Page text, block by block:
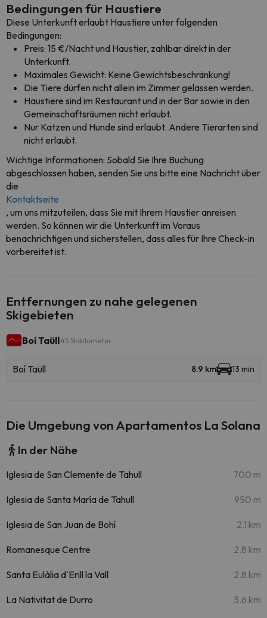
Bedingungen für Haustiere
Diese Unterkunft erlaubt Haustiere unter folgenden
Bedingungen:
Preis: 15 €/Nacht und Haustier, zahlbar direkt in der
Unterkunft.
Maximales Gewicht: Keine Gewichtsbeschränkung!
Die Tiere dürfen nicht allein im Zimmer gelassen werden.
Haustiere sind im Restaurant und in der Bar sowie in den
Gemeinschaftsräumen nicht erlaubt.
Nur Katzen und Hunde sind erlaubt. Andere Tierarten sind
nicht erlaubt.
Wichtige Informationen: Sobald Sie Ihre Buchung
abgeschlossen haben, senden Sie uns bitte eine Nachricht über
die
Kontaktseite
, um uns mitzuteilen, dass Sie mit Ihrem Haustier anreisen
werden. So können wir die Unterkunft im Voraus
benachrichtigen und sicherstellen, dass alles für Ihre Check-in
vorbereitet ist.
Entfernungen zu nahe gelegenen
Skigebieten
Boí Taüll45 Skikilometer
Boí Taüll 8.9 km 13 min
Die Umgebung von Apartamentos La Solana
In der Nähe
Iglesia de San Clemente de Tahull 700 m
Iglesia de Santa María de Tahull 950 m
Iglesia de San Juan de Bohí 2.1 km
Romanesque Centre 2.8 km
Santa Eulàlia d'Erill la Vall 2.8 km
La Nativitat de Durro 3.6 km